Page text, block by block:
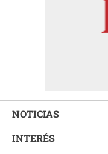
NOTICIAS
INTERÉS